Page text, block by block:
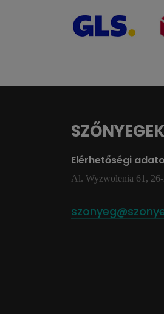
SZŐNYEGEK
Elérhetőségi
Al. Wyzwolenia 61,